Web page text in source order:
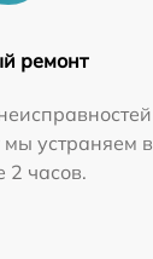
ремонт
мы устраняем в
2 часов.